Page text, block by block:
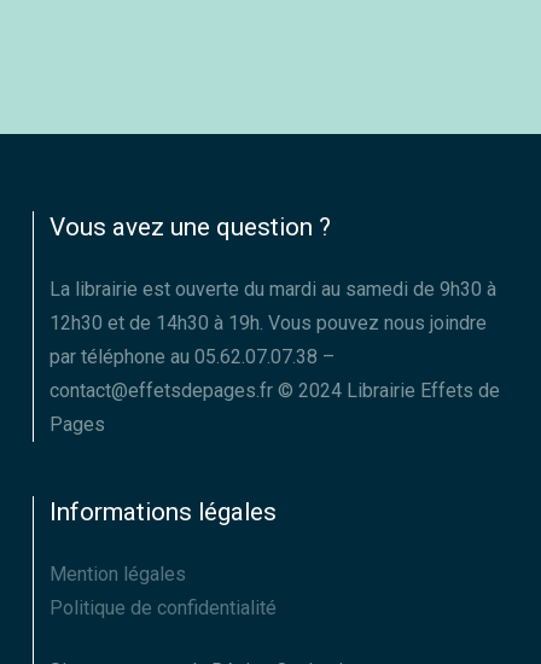
Vous avez une question ?
La librairie est ouverte du mardi au samedi de 9h30 à
12h30 et de 14h30 à 19h. Vous pouvez nous joindre
par téléphone au 05.62.07.07.38 –
contact@effetsdepages.fr © 2024 Librairie Effets de
Pages
Informations légales
Mention légales
Politique de confidentialité